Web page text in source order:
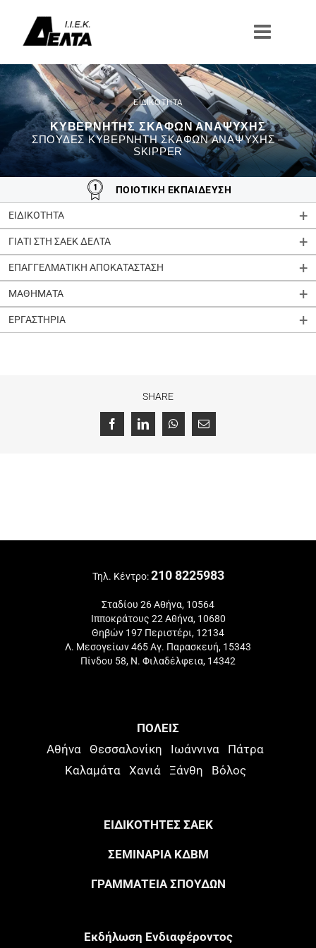
περιεχόμενο
ΚΥΒΕΡΝΉΤΗΣ ΣΚΑΦΏΝ ΑΝΑΨΥΧΉΣ
ΣΠΟΥΔΈΣ ΚΥΒΕΡΝΉΤΗ ΣΚΑΦΏΝ ΑΝΑΨΥΧΉΣ –
SKIPPER
ΠΟΙΟΤΙΚΗ ΕΚΠΑΙΔΕΥΣΗ
ΕΙΔΙΚΟΤΗΤΑ
ΓΙΑΤΙ ΣΤΗ ΣΑΕΚ ΔΕΛΤΑ
ΕΠΑΓΓΕΛΜΑΤΙΚΗ ΑΠΟΚΑΤΑΣΤΑΣΗ
ΜΑΘΗΜΑΤΑ
ΕΡΓΑΣΤΗΡΙΑ
SHARE
FacebookLinkedInWhatsApp
Email
Τηλ. Κέντρο:210 8225983
Σταδίου 26 Αθήνα, 10564
Ιπποκράτους 22 Αθήνα, 10680
Θηβών 197 Περιστέρι, 12134
Λ. Μεσογείων 465 Αγ. Παρασκευή, 15343
Πίνδου 58, Ν. Φιλαδέλφεια, 14342
ΠΟΛΕΙΣ
Αθήνα Θεσσαλονίκη Ιωάννινα
Πάτρα
Καλαμάτα
Χανιά Ξάνθη Βόλος
ΕΙΔΙΚΟΤΗΤΕΣ ΣΑΕΚ
ΣΕΜΙΝΑΡΙΑ ΚΔΒΜ
ΓΡΑΜΜΑΤΕΙΑ ΣΠΟΥΔΩΝ
Eκδήλωση Eνδιαφέροντος